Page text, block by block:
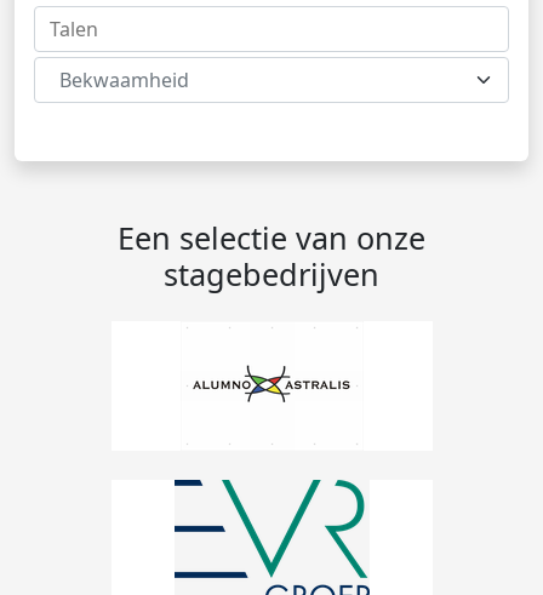
Bekwaamheid
Een selectie van onze
stagebedrijven